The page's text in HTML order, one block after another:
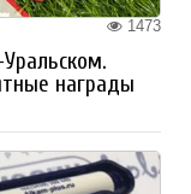
1473
награды